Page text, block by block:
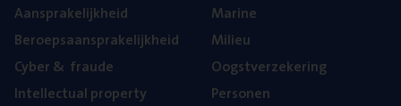
Aan­spra­ke­lijk­heid
Beroeps­aan­spra­ke­lijk­heid
Cyber& fraude
Intel­lec­tu­al property
Mari­ne
Mili­eu
Oogst­ver­ze­ke­ring
Per­so­nen